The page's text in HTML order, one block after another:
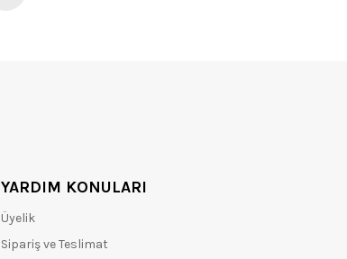
YARDIM KONULARI
Üyelik
Sipariş ve Teslimat